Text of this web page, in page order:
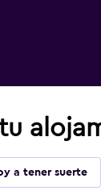
a tener suerte